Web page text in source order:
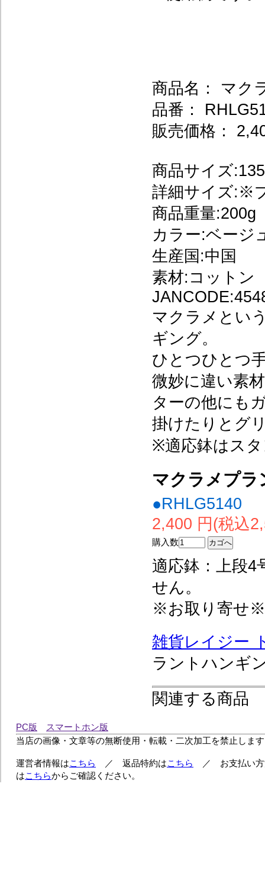
商品名： マク
品番：
販売価格：
商品サイズ
詳細サイズ:※
商品重量:200g
カラー:ベージ
生産国:中国
素材:コットン
マクラメとい
ギング。
ひとつひとつ
微妙に違い素
ターの他にも
掛けたりとグ
※適応鉢はス
マクラメプラ
●RHLG5140
2,400 円(税込
購入数
適応鉢：上段
せん。
※お取り寄せ※
雑貨レイジー
ラントハンギ
関連する商品
PC版
スマートホン版
当店の画像・文章等の無断使用・転載・二次加工を禁止しま
運営者情報はこちら ／ 返品特約はこちら
／ お支払い方
はこちらからご確認ください。